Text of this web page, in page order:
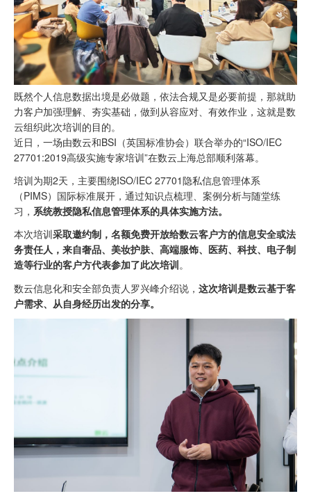
既然个人信息数据出境是必做题，依法合规又是必要前提，那就助
力客户加强理解、夯实基础，做到从容应对、有效作业，这就是数
云组织此次培训的目的。
近日，一场由数云和BSI（英国标准协会）联合举办的“ISO/IEC
27701:2019高级实施专家培训”在数云上海总部顺利落幕。
培训为期2天，主要围绕ISO/IEC 27701隐私信息管理体系
（PIMS）国际标准展开，通过知识点梳理、案例分析与随堂练
习， 系统教授隐私信息管理体系的具体实施方法。
本次培训采取邀约制，名额免费开放给数云客户方的信息安全或法
务责任人，来自奢品、美妆护肤、高端服饰、医药、科技、电子制
造等行业的客户方代表参加了此次培训。
数云信息化和安全部负责人罗兴峰介绍说， 这次培训是数云基于客
户需求、从自身经历出发的分享。